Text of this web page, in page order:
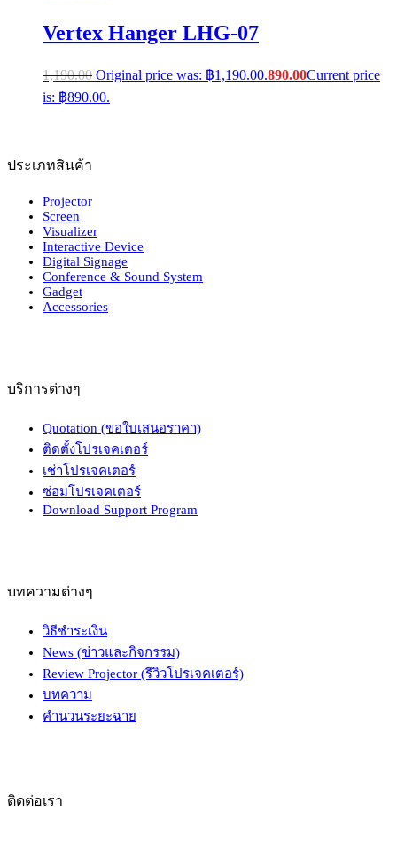
Vertex Hanger LHG-07
1,190.00 Original price was: ฿1,190.00.890.00Current price
is: ฿890.00.
ประเภทสินค้า
Projector
Screen
Visualizer
Interactive Device
Digital Signage
Conference & Sound System
Gadget
Accessories
บริการต่างๆ
Quotation (ขอใบเสนอราคา)
ติดตั้งโปรเจคเตอร์
เช่าโปรเจคเตอร์
ซ่อมโปรเจคเตอร์
Download Support Program
บทความต่างๆ
วิธีชำระเงิน
News (ข่าวและกิจกรรม)
Review Projector (รีวิวโปรเจคเตอร์)
บทความ
คำนวนระยะฉาย
ติดต่อเรา